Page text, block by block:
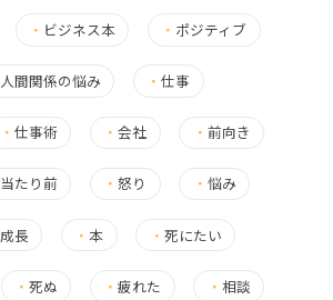
・ ビジネス本 ・ ポジティブ
人間関係の悩み ・仕事
・仕事術 ・会社 ・ 前向き
当たり前 ・怒り ・ 悩み
成長 ・本 ・ 死にたい
・死ぬ ・疲れた ・ 相談